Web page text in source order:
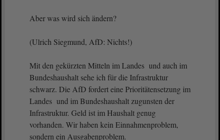
Aber was wird sich ändern?
(Ulrich Siegmund, AfD: Nichts!)
Mit den gekürzten Mitteln im Landes und auch im
Bundeshaushalt sehe ich für die Infrastruktur
schwarz. Die AfD fordert eine Prioritätensetzung im
Landes und im Bundeshaushalt zugunsten der
Infrastruktur. Geld ist im Haushalt genug
vorhanden. Wir haben kein Einnahmenproblem,
sondern ein Ausgabenproblem.